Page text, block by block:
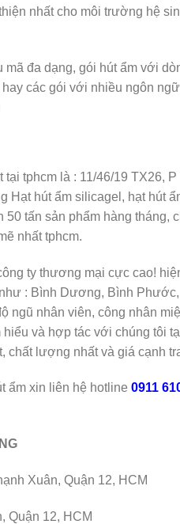
nhất cho môi trường hệ
đa dạng, gói hút ẩm với
các gói với nhiều ngôn
tphcm là : 11/46/19 TX26,
Hạt hút ẩm silicagel, hạt hút
tấn sản phẩm hàng tháng,
nhất tphcm.
ty thương mại cực cao!
: Bình Dương, Bình
ngũ nhân viên, công nhân
và hợp tác với chúng tôi
chất lượng nhất và giá cạnh
ẩm xin liên hệ hotline 0911
Xuân, Quận 12, HCM
Quận 12, HCM